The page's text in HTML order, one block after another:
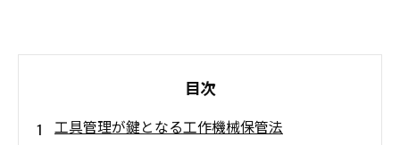
目次
工具管理が鍵となる工作機械保管法